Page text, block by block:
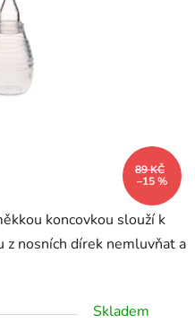
koncovkou slouží k
nosních dírek nemluvňat a
Skladem
89 KČ
–15 %